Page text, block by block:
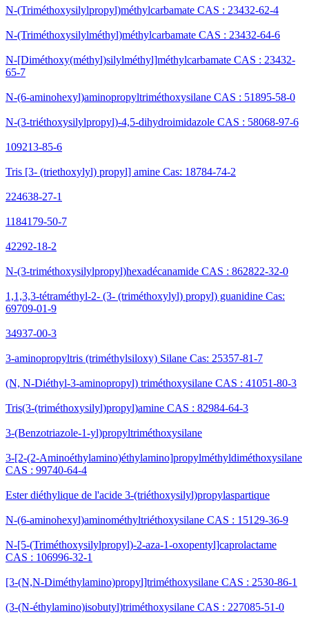
N-(Triméthoxysilylpropyl)méthylcarbamate CAS : 23432-62-4
N-(Triméthoxysilylméthyl)méthylcarbamate CAS : 23432-64-6
N-[Diméthoxy(méthyl)silylméthyl]méthylcarbamate CAS : 23432-
65-7
N-(6-aminohexyl)aminopropyltriméthoxysilane CAS : 51895-58-0
N-(3-triéthoxysilylpropyl)-4,5-dihydroimidazole CAS : 58068-97-6
109213-85-6
Tris [3- (triethoxylyl) propyl] amine Cas: 18784-74-2
224638-27-1
1184179-50-7
42292-18-2
N-(3-triméthoxysilylpropyl)hexadécanamide CAS : 862822-32-0
1,1,3,3-tétraméthyl-2- (3- (triméthoxylyl) propyl) guanidine Cas:
69709-01-9
34937-00-3
3-aminopropyltris (triméthylsiloxy) Silane Cas: 25357-81-7
(N, N-Diéthyl-3-aminopropyl) triméthoxysilane CAS : 41051-80-3
Tris(3-(triméthoxysilyl)propyl)amine CAS : 82984-64-3
3-(Benzotriazole-1-yl)propyltriméthoxysilane
3-[2-(2-Aminoéthylamino)éthylamino]propylméthyldiméthoxysilane
CAS : 99740-64-4
Ester diéthylique de l'acide 3-(triéthoxysilyl)propylaspartique
N-(6-aminohexyl)aminométhyltriéthoxysilane CAS : 15129-36-9
N-[5-(Triméthoxysilylpropyl)-2-aza-1-oxopentyl]caprolactame
CAS : 106996-32-1
[3-(N,N-Diméthylamino)propyl]triméthoxysilane CAS : 2530-86-1
(3-(N-éthylamino)isobutyl)triméthoxysilane CAS : 227085-51-0